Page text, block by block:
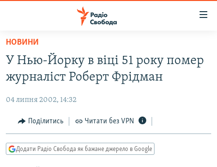
Перейти
основного
матеріалу
Перейти
до
навігації
Перейти
до
РАДІО СВОБОДА – 70 РОКІВ
СТАТТІ
ПОЛІТИКА
ЕКОНОМІКА
КУЛЬТУРА
ВІЙНА
РОСІЙСЬКА «ФІЛЬТРАЦІЯ»
КРИМ.РЕАЛІЇ
НОВИНИ
У Нью-Йорку в віці 51 року помер
журналіст Роберт Фрідман
04 липня 2002, 14:32
Поділитись Читати без VPN
Додати Радіо Свобода як бажане джерело в Google